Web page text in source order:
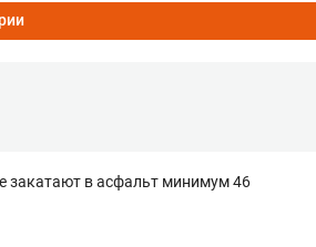
закатают в асфальт минимум 46